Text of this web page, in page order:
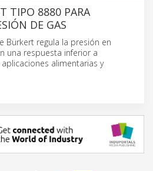
TIPO 8880 PARA
DE GAS
Bürkert regula la presión en
una respuesta inferior a
alimentarias y